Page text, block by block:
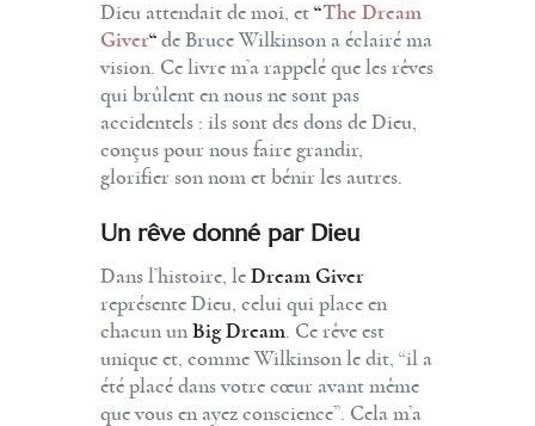
Dieu attendait de moi, et “The Dream
Giver“ de Bruce Wilkinson a éclairé ma
vision. Ce livre m’a rappelé que les rêves
qui brûlent en nous ne sont pas
accidentels : ils sont des dons de Dieu,
conçus pour nous faire grandir,
glorifier son nom et bénir les autres.
Un rêve donné par Dieu
Dans l’histoire, le Dream Giver
représente Dieu, celui qui place en
chacun un Big Dream . Ce rêve est
unique et, comme Wilkinson le dit, “il a
été placé dans votre cœur avant même
que vous en ayez conscience”. Cela m’a